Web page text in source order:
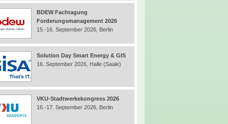
BDEW Fachtagung
Forderungsmanagement 2026
15.-16. September 2026, Berlin
Solution Day Smart Energy & GIS
16. September 2026, Halle (Saale)
VKU-Stadtwerkekongress 2026
16.-17. September 2026, Berlin